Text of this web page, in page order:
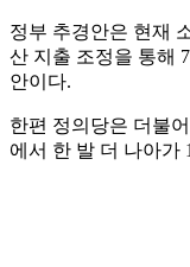
정부 추경안은 현재
산 지출 조정을 통해
안이다.
한편 정의당은 더불
에서 한 발 더 나아가